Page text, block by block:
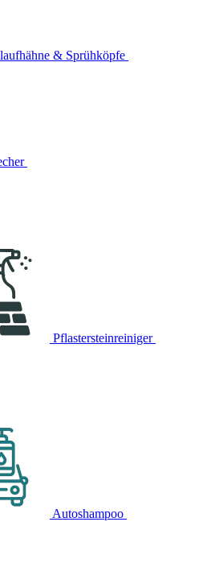
& Sprühköpfe
Pflastersteinreiniger
Autoshampoo